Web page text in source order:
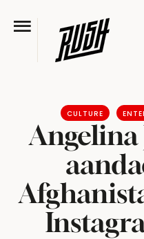
CULTURE
Angelina